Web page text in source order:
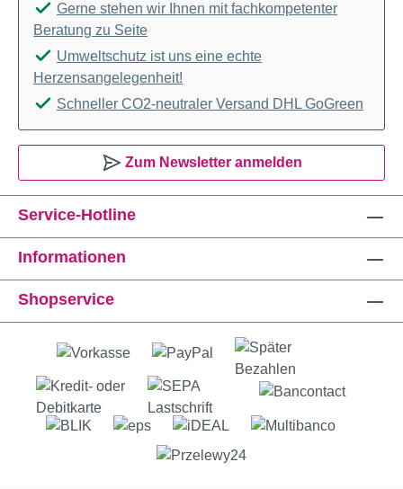
Service-Hotline
Informationen
Shopservice
Gerne stehen wir Ihnen mit fachkompetenter
Beratung zu Seite
Umweltschutz ist uns eine echte
Herzensangelegenheit!
Schneller CO2-neutraler Versand DHL GoGreen
Zum Newsletter anmelden